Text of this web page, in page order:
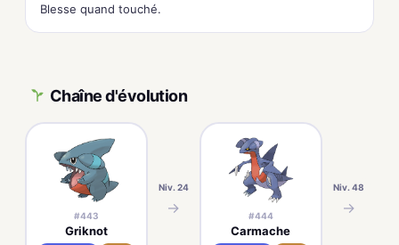
Blesse quand touché.
Chaîne d'évolution
#443
Griknot
Niv. 24
→ #444
Carmache
Niv. 48
→